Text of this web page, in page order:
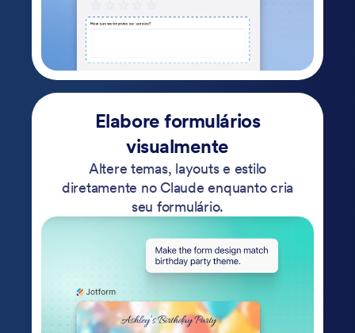
Elabore formulários
visualmente
Altere temas, layouts e estilo
diretamente no Claude enquanto cria
seu formulário.